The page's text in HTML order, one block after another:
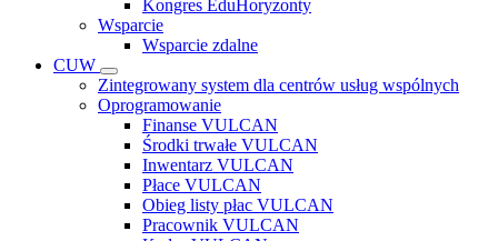
Kongres EduHoryzonty
Wsparcie
Wsparcie zdalne
CUW
Zintegrowany system dla centrów usług wspólnych
Oprogramowanie
Finanse VULCAN
Środki trwałe VULCAN
Inwentarz VULCAN
Płace VULCAN
Obieg listy płac VULCAN
Pracownik VULCAN